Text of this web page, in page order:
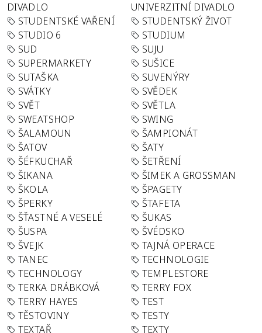
DIVADLO
UNIVERZITNÍ DIVADLO
STUDENTSKÉ VAŘENÍ
STUDENTSKÝ ŽIVOT
STUDIO 6
STUDIUM
SUD
SUJU
SUPERMARKETY
SUŠICE
SUTAŠKA
SUVENÝRY
SVÁTKY
SVĚDEK
SVĚT
SVĚTLA
SWEATSHOP
SWING
ŠALAMOUN
ŠAMPIONÁT
ŠATOV
ŠATY
ŠÉFKUCHAŘ
ŠETŘENÍ
ŠIKANA
ŠIMEK A GROSSMAN
ŠKOLA
ŠPAGETY
ŠPERKY
ŠTAFETA
ŠŤASTNÉ A VESELÉ
ŠUKAS
ŠUSPA
ŠVÉDSKO
ŠVEJK
TAJNÁ OPERACE
TANEC
TECHNOLOGIE
TECHNOLOGY
TEMPLESTORE
TERKA DRÁBKOVÁ
TERRY FOX
TERRY HAYES
TEST
TĚSTOVINY
TESTY
TEXTAŘ
TEXTY